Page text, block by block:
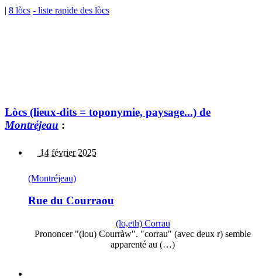
| 8 lòcs - liste rapide des lòcs
Lòcs (lieux-dits = toponymie, paysage...) de
Montréjeau :
14 février 2025
(Montréjeau)
Rue du Courraou
(lo,eth) Corrau
Prononcer "(lou) Courràw". "corrau" (avec deux r) semble
apparenté au (…)